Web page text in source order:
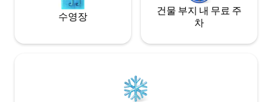
수영장
건물 부지 내 무료 주
차